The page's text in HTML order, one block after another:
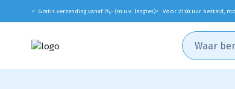
✓ Gratis verzending vanaf 75,- (m.u.v. lengtes)✓ Voor 21:00 uur besteld,